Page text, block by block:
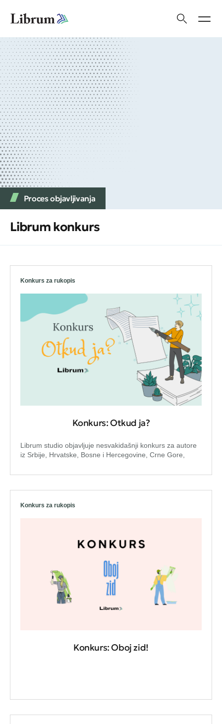
Proces objavljivanja
Librum konkurs
Konkurs za rukopis
Konkurs: Otkud ja?
Librum studio objavljuje nesvakidašnji konkurs za autore
iz Srbije, Hrvatske, Bosne i Hercegovine, Crne Gore,
Konkurs za rukopis
Konkurs: Oboj zid!